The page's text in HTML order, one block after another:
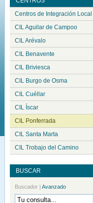
Centros de Integración Local
CIL Aguilar de Campoo
CIL Arévalo
CIL Benavente
CIL Briviesca
CIL Burgo de Osma
CIL Cuéllar
CIL Íscar
CIL Ponferrada
CIL Santa Marta
CIL Trobajo del Camino
BUSCAR
Buscador | Avanzado